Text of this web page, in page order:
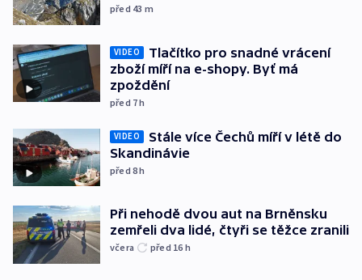
před 43 m
VIDEO
Tlačítko pro snadné vrácení
zboží míří na e-shopy. Byť má
zpoždění
před 7h
VIDEO
Stále více Čechů míří v létě do
Skandinávie
před 8h
Při nehodě dvou aut na Brněnsku
zemřeli dva lidé, čtyři se těžce zranili
včera před 16 h